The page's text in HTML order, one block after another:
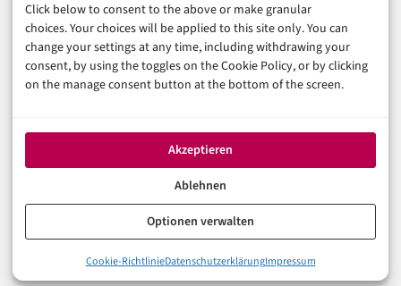
Click below to consent to the above or make granular
choices. Your choices will be applied to this site only. You can
change your settings at any time, including withdrawing your
consent, by using the toggles on the Cookie Policy, or by clicking
on the manage consent button at the bottom of the screen.
Akzeptieren
Ablehnen
Optionen verwalten
Cookie-RichtlinieDatenschutzerklärungImpressum
Unsere Redaktion
Werbeformate & Media Kit
Rechtliches
Datenschutzerklärung (EU)
Cookie-Richtlinie (EU)
Made with AI and care in Eberswalde.